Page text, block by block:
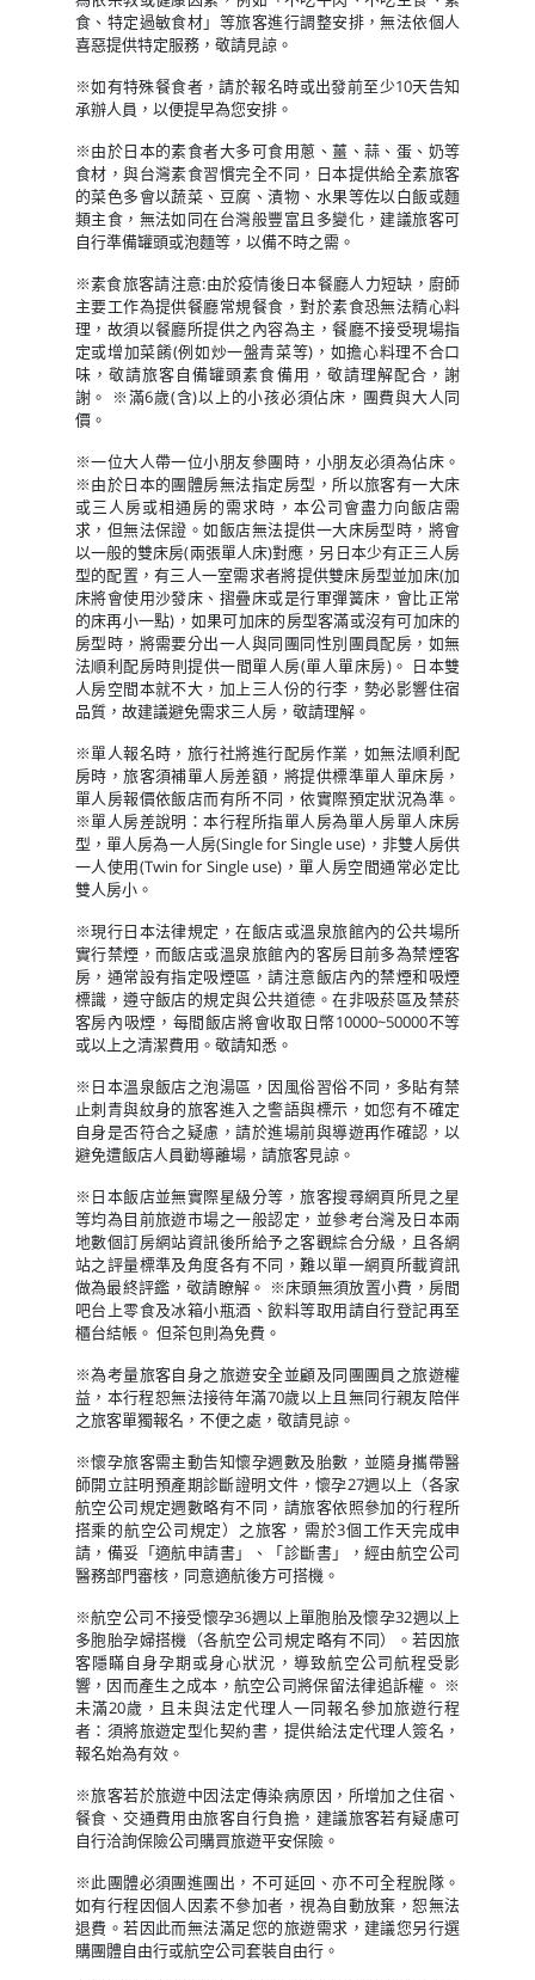
食、特定過敏食材」等旅客進行調整安排，無法依個人
喜惡提供特定服務，敬請見諒。
※如有特殊餐食者，請於報名時或出發前至少10天告知
承辦人員，以便提早為您安排。
※由於日本的素食者大多可食用蔥、薑、蒜、蛋、奶等
食材，與台灣素食習慣完全不同，日本提供給全素旅客
的菜色多會以蔬菜、豆腐、漬物、水果等佐以白飯或麵
類主食，無法如同在台灣般豐富且多變化，建議旅客可
自行準備罐頭或泡麵等，以備不時之需。
※素食旅客請注意:由於疫情後日本餐廳人力短缺，廚師
主要工作為提供餐廳常規餐食，對於素食恐無法精心料
理，故須以餐廳所提供之內容為主，餐廳不接受現場指
定或增加菜餚(例如炒一盤青菜等)，如擔心料理不合口
味，敬請旅客自備罐頭素食備用，敬請理解配合，謝
謝。 ※滿6歲(含)以上的小孩必須佔床，團費與大人同
價。
※一位大人帶一位小朋友參團時，小朋友必須為佔床。
※由於日本的團體房無法指定房型，所以旅客有一大床
或三人房或相通房的需求時，本公司會盡力向飯店需
求，但無法保證。如飯店無法提供一大床房型時，將會
以一般的雙床房(兩張單人床)對應，另日本少有正三人房
型的配置，有三人一室需求者將提供雙床房型並加床(加
床將會使用沙發床、摺疊床或是行軍彈簧床，會比正常
的床再小一點)，如果可加床的房型客滿或沒有可加床的
房型時，將需要分出一人與同團同性別團員配房，如無
法順利配房時則提供一間單人房(單人單床房)。 日本雙
人房空間本就不大，加上三人份的行李，勢必影響住宿
品質，故建議避免需求三人房，敬請理解。
※單人報名時，旅行社將進行配房作業，如無法順利配
房時，旅客須補單人房差額，將提供標準單人單床房，
單人房報價依飯店而有所不同，依實際預定狀況為準。
※單人房差說明：本行程所指單人房為單人房單人床房
型，單人房為一人房(Single for Single use)，非雙人房供
一人使用(Twin for Single use)，單人房空間通常必定比
雙人房小。
※現行日本法律規定，在飯店或溫泉旅館內的公共場所
實行禁煙，而飯店或溫泉旅館內的客房目前多為禁煙客
房，通常設有指定吸煙區，請注意飯店內的禁煙和吸煙
標識，遵守飯店的規定與公共道德。在非吸菸區及禁菸
客房內吸煙，每間飯店將會收取日幣10000~50000不等
或以上之清潔費用。敬請知悉。
※日本溫泉飯店之泡湯區，因風俗習俗不同，多貼有禁
止刺青與紋身的旅客進入之警語與標示，如您有不確定
自身是否符合之疑慮，請於進場前與導遊再作確認，以
避免遭飯店人員勸導離場，請旅客見諒。
※日本飯店並無實際星級分等，旅客搜尋網頁所見之星
等均為目前旅遊市場之一般認定，並參考台灣及日本兩
地數個訂房網站資訊後所給予之客觀綜合分級，且各網
站之評量標準及角度各有不同，難以單一網頁所載資訊
做為最終評鑑，敬請瞭解。 ※床頭無須放置小費，房間
吧台上零食及冰箱小瓶酒、飲料等取用請自行登記再至
櫃台結帳。 但茶包則為免費。
※為考量旅客自身之旅遊安全並顧及同團團員之旅遊權
益，本行程恕無法接待年滿70歲以上且無同行親友陪伴
之旅客單獨報名，不便之處，敬請見諒。
※懷孕旅客需主動告知懷孕週數及胎數，並隨身攜帶醫
師開立註明預產期診斷證明文件，懷孕27週以上（各家
航空公司規定週數略有不同，請旅客依照參加的行程所
搭乘的航空公司規定）之旅客，需於3個工作天完成申
請，備妥「適航申請書」、「診斷書」，經由航空公司
醫務部門審核，同意適航後方可搭機。
※航空公司不接受懷孕36週以上單胞胎及懷孕32週以上
多胞胎孕婦搭機（各航空公司規定略有不同）。若因旅
客隱瞞自身孕期或身心狀況，導致航空公司航程受影
響，因而產生之成本，航空公司將保留法律追訴權。 ※
未滿20歲，且未與法定代理人一同報名參加旅遊行程
者：須將旅遊定型化契約書，提供給法定代理人簽名，
報名始為有效。
※旅客若於旅遊中因法定傳染病原因，所增加之住宿、
餐食、交通費用由旅客自行負擔，建議旅客若有疑慮可
自行洽詢保險公司購買旅遊平安保險。
※此團體必須團進團出，不可延回、亦不可全程脫隊。
如有行程因個人因素不參加者，視為自動放棄，恕無法
退費。若因此而無法滿足您的旅遊需求，建議您另行選
購團體自由行或航空公司套裝自由行。